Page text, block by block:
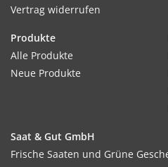
Vertrag widerrufen
Produkte
Alle Produkte
Neue Produkte
Saat & Gut GmbH
Frische Saaten und Grüne